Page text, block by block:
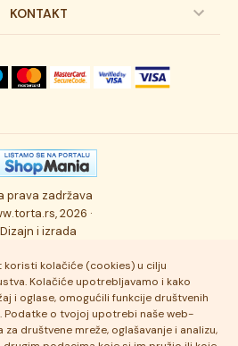
koristi kolačiće (cookies) u cilju
Kolačiće upotrebljavamo i kako
i oglase, omogućili funkcije društvenih
Podatke o tvojoj upotrebi naše web-
društvene mreže, oglašavanje i analizu,
Svadbene torte
Torta klasici
Osmisli tortu
Ukusi torti
na newsletter
robe
prava
privatnosti
postavljana pitanja
KONTAKT
Novosti
Posao
Kontakt
prava zadržava
2026 ·
Dizajn i izrada